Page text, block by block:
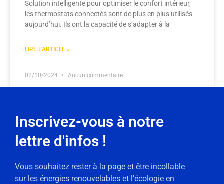
Solution intelligente pour optimiser le confort intérieur,
les thermostats connectés sont de plus en plus utilisés
aujourd’hui. Ils ont la capacité de s’adapter à la
LIRE L'ARTICLE »
02/10/2024 Aucun commentaire
Inscrivez-vous à notre
lettre d'infos !
Vous souhaitez rester à la page et être incollable
sur les énergies renouvelables et l’écologie en